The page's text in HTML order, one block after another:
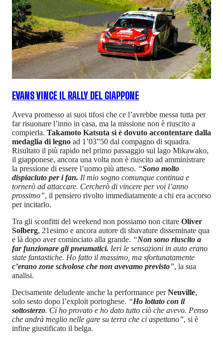
EVANS VINCE IL RALLY DEL GIAPPONE
Aveva promesso ai suoi tifosi che ce l’avrebbe messa tutta per
far risuonare l’inno in casa, ma la missione non è riuscito a
compierla. Takamoto Katsuta si è dovuto accontentare dalla
medaglia di legno ad 1’03”50 dal compagno di squadra.
Risultato il più rapido nel primo passaggio sul lago Mikawako,
il giapponese, ancora una volta non è riuscito ad amministrare
la pressione di essere l’uomo più atteso. “Sono molto
dispiaciuto per i fan. Il mio sogno comunque continua e
tornerò ad attaccare. Cercherò di vincere per voi l’anno
prossimo”, il pensiero rivolto immediatamente a chi era accorso
per incitarlo.
Tra gli sconfitti del weekend non possiamo non citare Oliver
Solberg, 21esimo e ancora autore di sbavature disseminate qua
e là dopo aver cominciato alla grande. “Non sono riuscito a
far funzionare gli pneumatici. Ieri le sensazioni in auto erano
state fantastiche. Ho fatto il massimo, ma sfortunatamente
c’erano zone scivolose che non avevamo previsto”, la sua
analisi.
Decisamente deludente anche la performance perNeuville,
solo sesto dopo l’exploit portoghese. “Ho lottato con il
sottosterzo. Ci ho provato e ho dato tutto ciò che avevo. Penso
che andrà meglio nelle gare su terra che ci aspettano”, si è
infine giustificato il belga.